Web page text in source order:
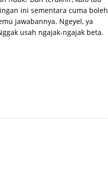
ini sementara cuma boleh
jawabannya. Ngeyel, ya
usah ngajak-ngajak beta.